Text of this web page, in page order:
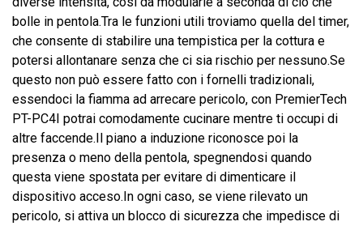
bolle in pentola.Tra le funzioni utili troviamo quella del timer,
che consente di stabilire una tempistica per la cottura e
potersi allontanare senza che ci sia rischio per nessuno.Se
questo non può essere fatto con i fornelli tradizionali,
essendoci la fiamma ad arrecare pericolo, con PremierTech
PT-PC4I potrai comodamente cucinare mentre ti occupi di
altre faccende.Il piano a induzione riconosce poi la
presenza o meno della pentola, spegnendosi quando
questa viene spostata per evitare di dimenticare il
dispositivo acceso.In ogni caso, se viene rilevato un
pericolo, si attiva un blocco di sicurezza che impedisce di